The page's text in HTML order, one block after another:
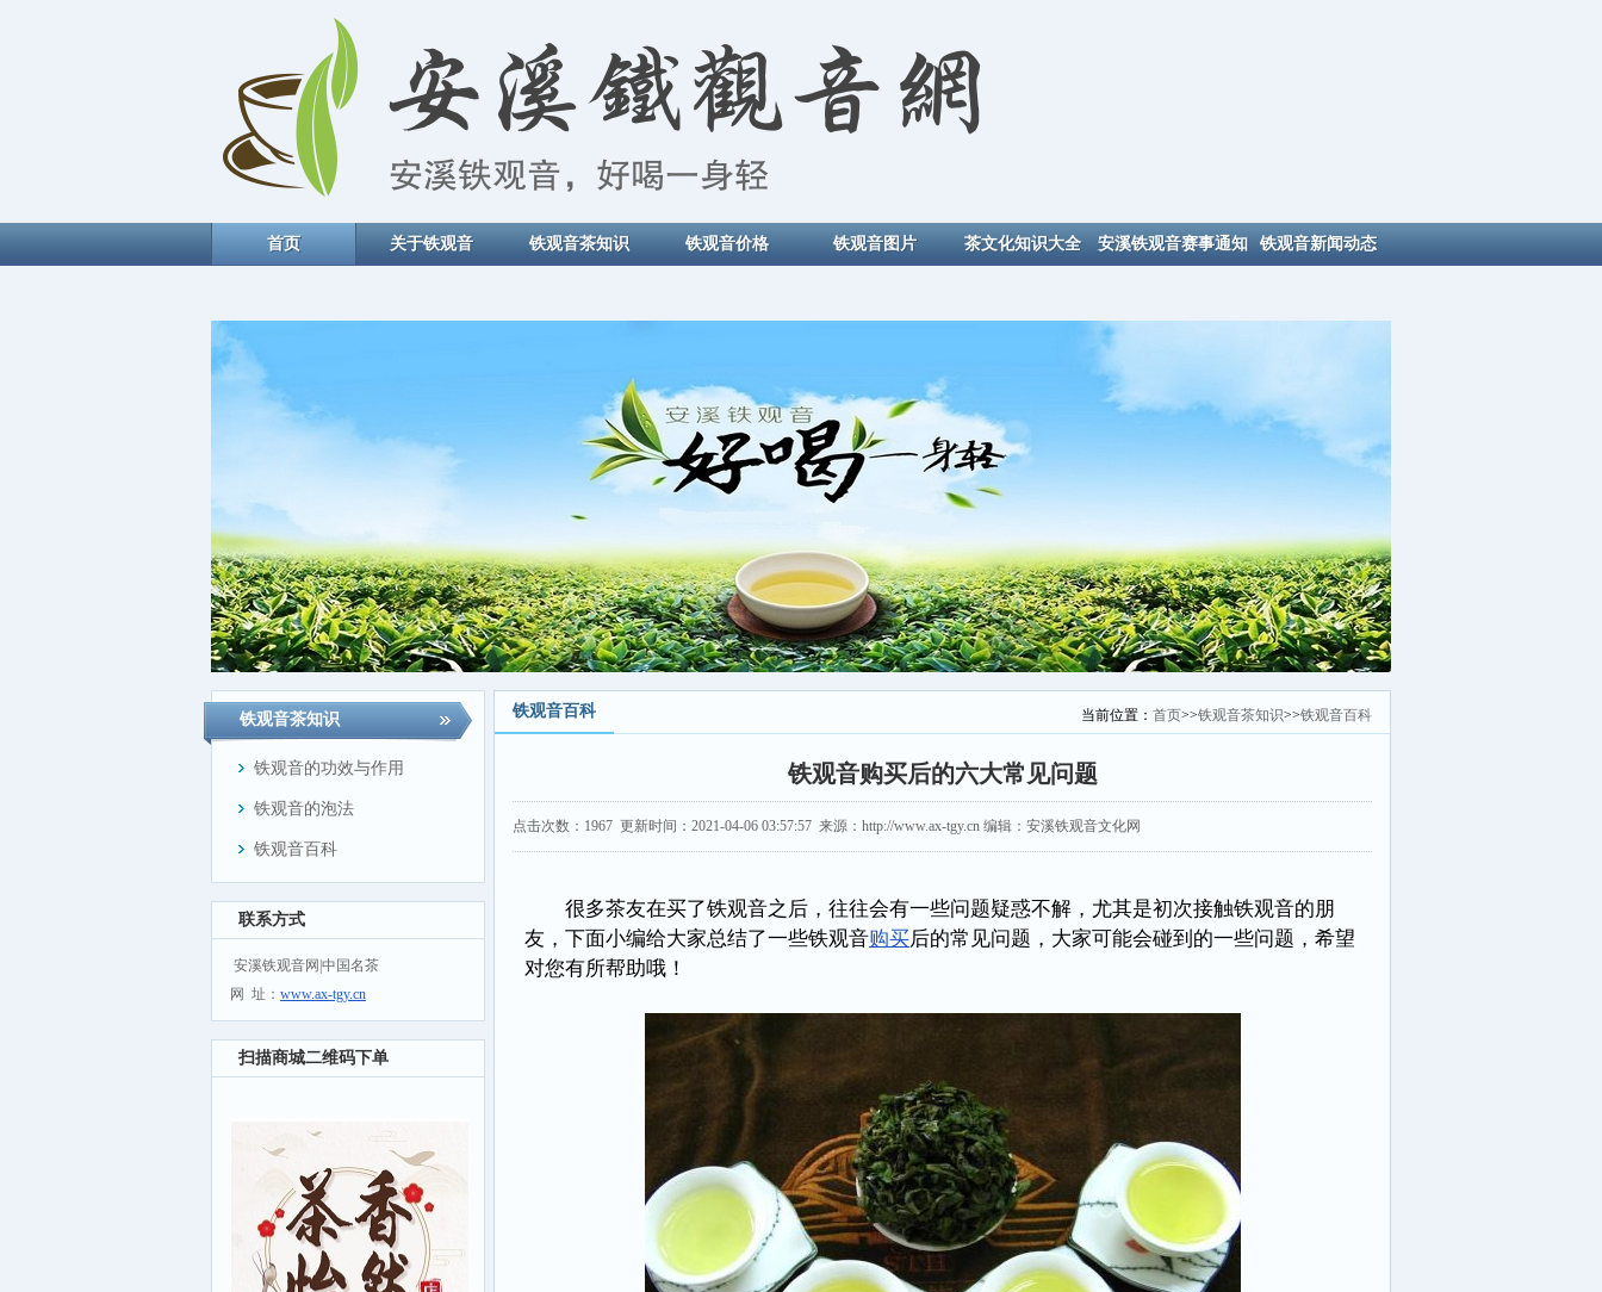
首页 关于铁观音 铁观音茶知识 铁观音价格 铁观音图片 茶文化知识大全 安溪铁观音赛事通知 铁观音新闻动态
铁观音茶知识
铁观音的功效与作用
铁观音的泡法
铁观音百科
联系方式
安溪铁观音网|中国名茶
网 址： www.ax-tgy.cn
扫描商城二维码下单
当前位置： 首页>>铁观音茶知识>>铁观音百科
铁观音百科
铁观音购买后的六大常见问题
点击次数： 1967 更新时间：2021-04-06 03:57:57 来源：http://www.ax-tgy.cn 编辑：安溪铁观音文化网
很多茶友在买了铁观音之后，往往会有一些问题疑惑不解，尤其是初次接触铁观音的朋
友，下面小编给大家总结了一些铁观音购买后的常见问题，大家可能会碰到的一些问题，希望
对您有所帮助哦！